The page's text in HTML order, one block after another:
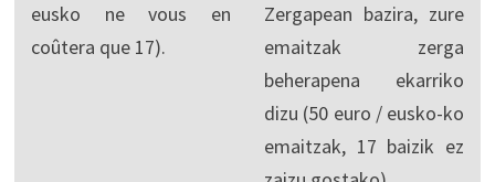
eusko ne vous en
coûtera que 17).
Zergapean bazira, zure
emaitzak zerga
beherapena ekarriko
dizu (50 euro / eusko-ko
emaitzak, 17 baizik ez